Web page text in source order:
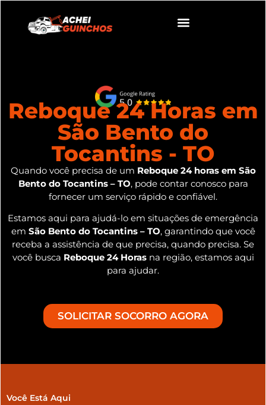
Reboque 24 Horas em
São Bento do
Tocantins - TO
Quando você precisa de um Reboque 24 horas em São
Bento do Tocantins – TO, pode contar conosco para
fornecer um serviço rápido e confiável.
Estamos aqui para ajudá-lo em situações de emergência
em São Bento do Tocantins – TO, garantindo que você
receba a assistência de que precisa, quando precisa. Se
você busca Reboque 24 Horasna região, estamos aqui
para ajudar.
SOLICITAR SOCORRO AGORA
Você Está Aqui